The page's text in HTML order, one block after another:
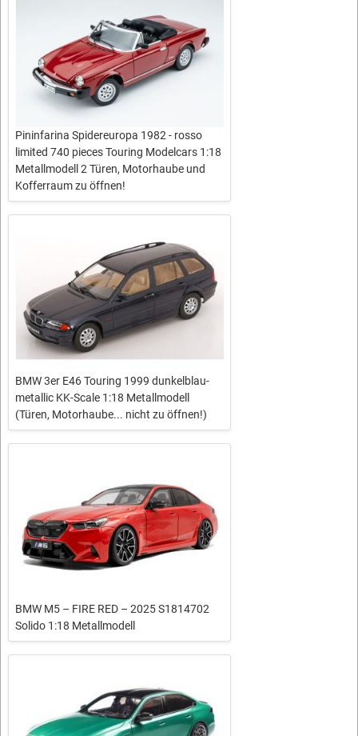
Pininfarina Spidereuropa 1982 - rosso
limited 740 pieces Touring Modelcars 1:18
Metallmodell 2 Türen, Motorhaube und
Kofferraum zu öffnen!
BMW 3er E46 Touring 1999 dunkelblau-
metallic KK-Scale 1:18 Metallmodell
(Türen, Motorhaube... nicht zu öffnen!)
BMW M5 – FIRE RED – 2025 S1814702
Solido 1:18 Metallmodell